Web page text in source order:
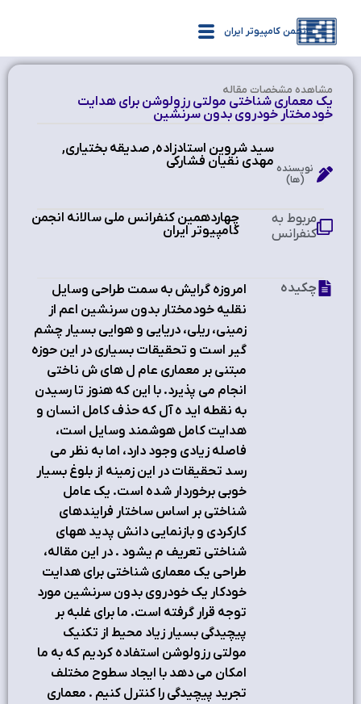
انجمن کامپیوتر ایران
مشاهده‌ مشخصات مقاله
یک معماري شناختی مولتی رزولوشن براي هدایت
خودمختار خودروي بدون سرنشین
سید شروین استادزاده, صدیقه بختیاري,
مهدي نقیان فشارکی نویسنده
(ها)
چهاردهمین کنفرانس ملی سالانه انجمن
کامپیوتر ایران
مربوط به
کنفرانس
امروزه گرایش به سمت طراحی وسایل
نقلیه خودمختار بدون سرنشین اعم از
زمینی، ریلی، دریایی و هوایی بسیار چشم
گیر است و تحقیقات بسیاري در این حوزه
مبتنی بر معماري عام ل هاي ش ناختی
انجام می پذیرد. با این که هنوز تا رسیدن
به نقطه اید ه آل که حذف کامل انسان و
هدایت کامل هوشمند وسایل است،
فاصله زیادي وجود دارد، اما به نظر می
رسد تحقیقات در این زمینه از بلوغ بسیار
خوبی برخوردار شده است. یک عامل
شناختی بر اساس ساختار فرایندهاي
کارکردي و بازنمایی دانش پدید ههاي
شناختی تعریف م یشود . در این مقاله،
طراحی یک معماري شناختی براي هدایت
خودکار یک خودروي بدون سرنشین مورد
توجه قرار گرفته است. ما براي غلبه بر
پیچیدگی بسیار زیاد محیط از تکنیک
مولتی رزولوشن استفاده کردیم که به ما
امکان می دهد با ایجاد سطوح مختلف
تجرید پیچیدگی را کنترل کنیم . معماري
چکیده